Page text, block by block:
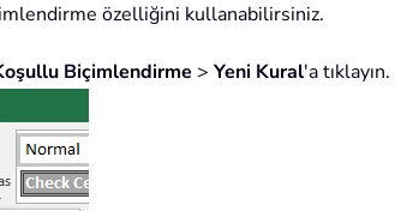
özelliğini kullanabilirsiniz.
Biçimlendirme > Yeni Kural'a